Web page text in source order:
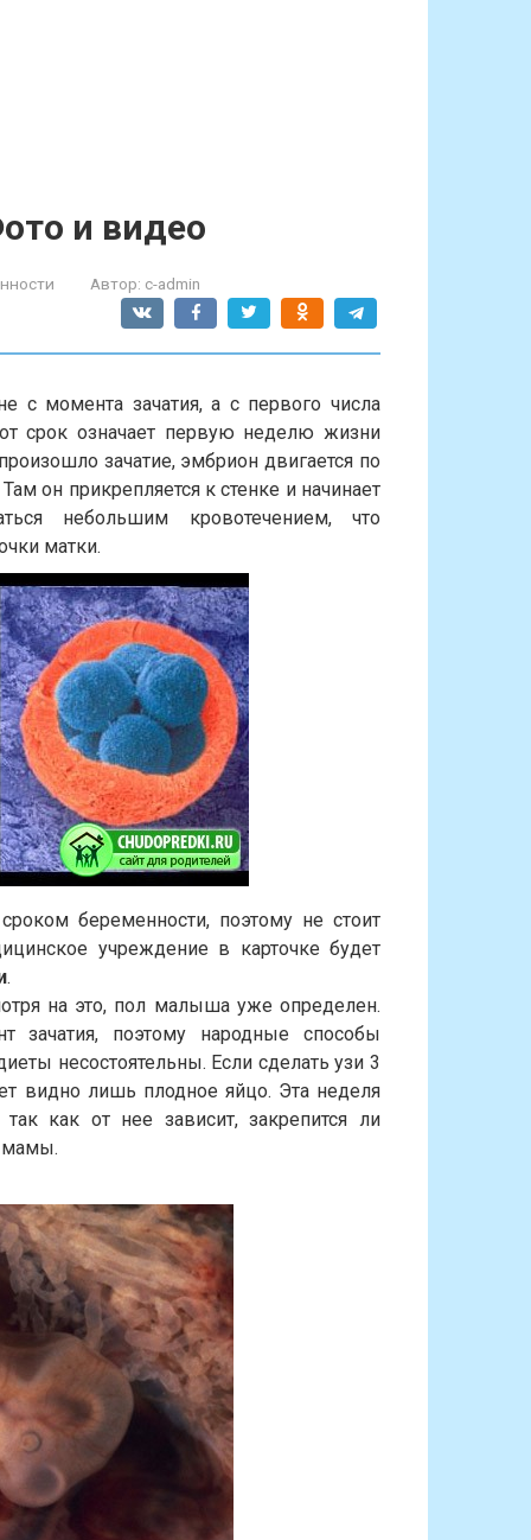
и видео
Автор: c-admin
с момента зачатия, а с первого числа
срок означает первую неделю жизни
зачатие, эмбрион двигается по
он прикрепляется к стенке и начинает
небольшим кровотечением, что
матки.
беременности, поэтому не стоит
учреждение в карточке будет
.
на это, пол малыша уже определен.
зачатия, поэтому народные способы
несостоятельны. Если сделать узи 3
видно лишь плодное яйцо. Эта неделя
как от нее зависит, закрепится ли
мамы.